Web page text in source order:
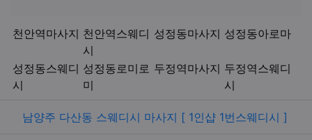
천안역마사지 천안역스웨디
시
성정동마사지 성정동아로마
성정동스웨디
시
성정동로미로
미
두정역마사지 두정역스웨디
시
키워드
관련자료
남양주 다산동 스웨디시 마사지 [ 1인샵 1번스웨디시 ]